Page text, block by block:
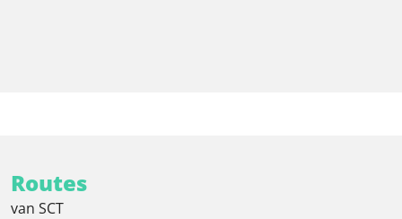
Routes
van SCT